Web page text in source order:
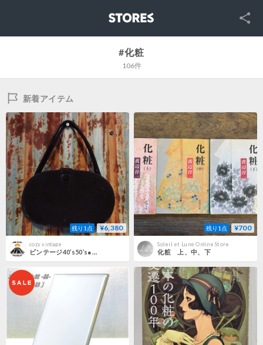
SNS
#化粧
106件
新着アイテム
残り1点 ¥6,380
cozy vintage
ビンテージ40’s50’s●スエードバニティバッグ黒●260716d4-bag-hndレディース鞄ハンドバッグ化粧1940s1950s
残り1点 ¥700
Soleil et Lune Online Store
化粧 上、中、下